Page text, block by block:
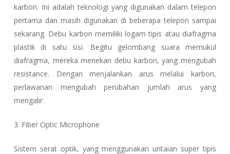
karbon. Ini adalah teknologi yang digunakan dalam telepon
pertama dan masih digunakan di beberapa telepon sampai
sekarang. Debu karbon memiliki logam tipis atau diafragma
plastik di satu sisi. Begitu gelombang suara memukul
diafragma, mereka menekan debu karbon, yang mengubah
resistance. Dengan menjalankan arus melalui karbon,
perlawanan mengubah perubahan jumlah arus yang
mengalir.
3. Fiber Optic Microphone
Sistem serat optik, yang menggunakan untaian super tipis